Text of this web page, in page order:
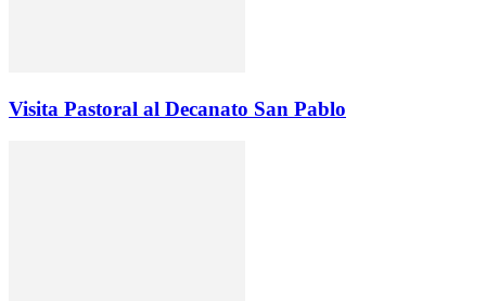
Visita Pastoral al Decanato San Pablo